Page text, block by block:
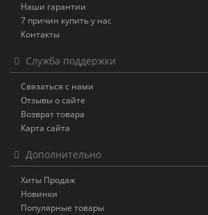
Наши гарантии
7 причин купить у нас
Контакты
Служба поддержки
Связаться с нами
Отзывы о сайте
Возврат товара
Карта сайта
Дополнительно
Хиты Продаж
Новинки
Популярные товары